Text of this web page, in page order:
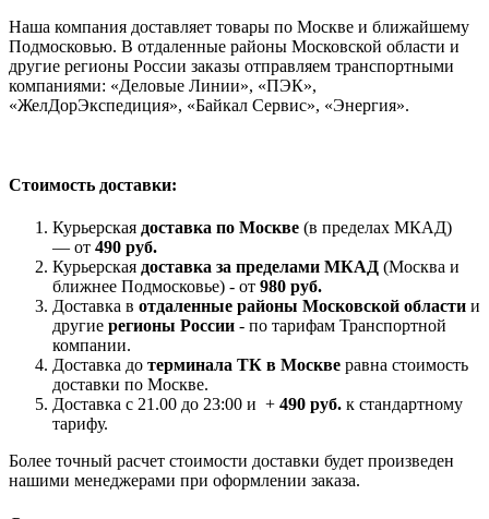
Наша компания доставляет товары по Москве и ближайшему
Подмосковью. В отдаленные районы Московской области и
другие регионы России заказы отправляем транспортными
компаниями: «Деловые Линии», «ПЭК»,
«ЖелДорЭкспедиция», «Байкал Сервис», «Энергия».
Стоимость доставки:
Курьерская доставка по Москве (в пределах МКАД)
— от 490 руб.
Курьерская доставка за пределами МКАД (Москва и
ближнее Подмосковье) - от 980 руб.
Доставка в отдаленные районы Московской области и
другие регионы России - по тарифам Транспортной
компании.
Доставка до терминала ТК в Москве равна стоимость
доставки по Москве.
Доставка с 21.00 до 23:00 и + 490 руб. к стандартному
тарифу.
Более точный расчет стоимости доставки будет произведен
нашими менеджерами при оформлении заказа.